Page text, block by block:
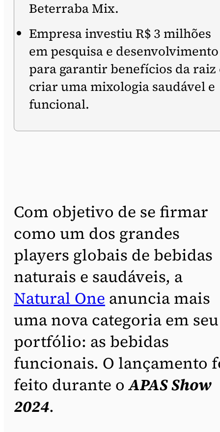
Beterraba Mix.
Empresa investiu R$ 3 milhões
em pesquisa e desenvolvimento
para garantir benefícios da raiz
criar uma mixologia saudável e
funcional.
Com objetivo de se firmar
como um dos grandes
players globais de bebidas
naturais e saudáveis, a
Natural One anuncia mais
uma nova categoria em seu
portfólio: as bebidas
funcionais. O lançamento
feito durante oAPAS Show
2024.